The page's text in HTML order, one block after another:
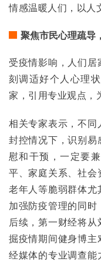
情感温暖人们，以人
聚焦市民心理疏导
受疫情影响，人们
刻调适好个人心理
家，引用专业观点，
相关专家表示，不同
封控情况下，识别
慰和干预，一定要
平、家庭关系、社会
老年人等脆弱群体
加强防疫管理的同时
后续，第一财经将
掘疫情期间健身博
经媒体的专业调查